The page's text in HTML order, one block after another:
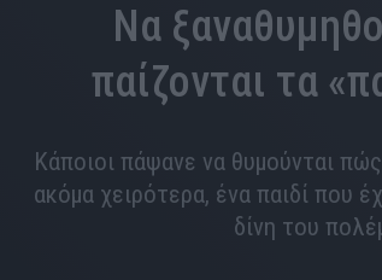
Να
παίζονται τα
Κάποιοι πάψανε να θυμούνται πώς
ακόμα χειρότερα, ένα παιδί που
δίνη του